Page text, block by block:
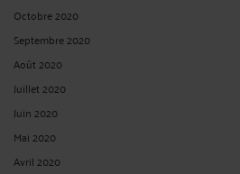
Octobre 2020
Septembre 2020
Août 2020
Juillet 2020
Juin 2020
Mai 2020
Avril 2020